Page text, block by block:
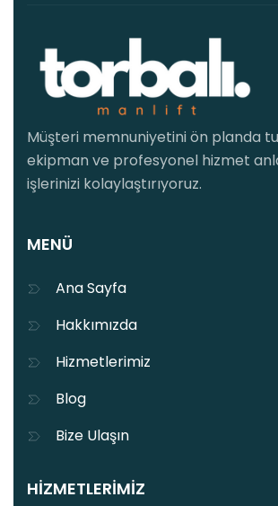
Müşteri memnuniyetini ön planda
ekipman ve profesyonel hizmet
işlerinizi kolaylaştırıyoruz.
MENÜ
Ana Sayfa
Hakkımızda
Hizmetlerimiz
Blog
Bize Ulaşın
HIZMETLERIMIZ